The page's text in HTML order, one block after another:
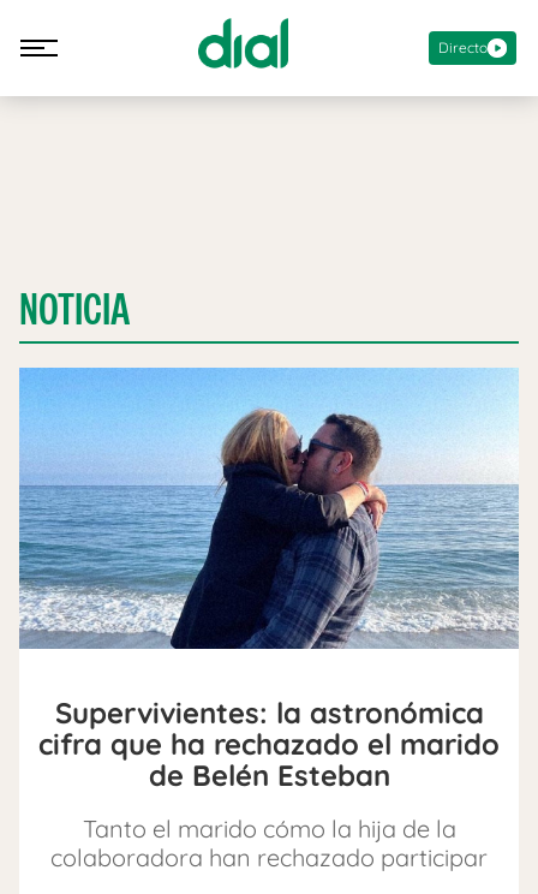
Directo
NOTICIA
Supervivientes: la astronómica
cifra que ha rechazado el marido
de Belén Esteban
Tanto el marido cómo la hija de la
colaboradora han rechazado participar